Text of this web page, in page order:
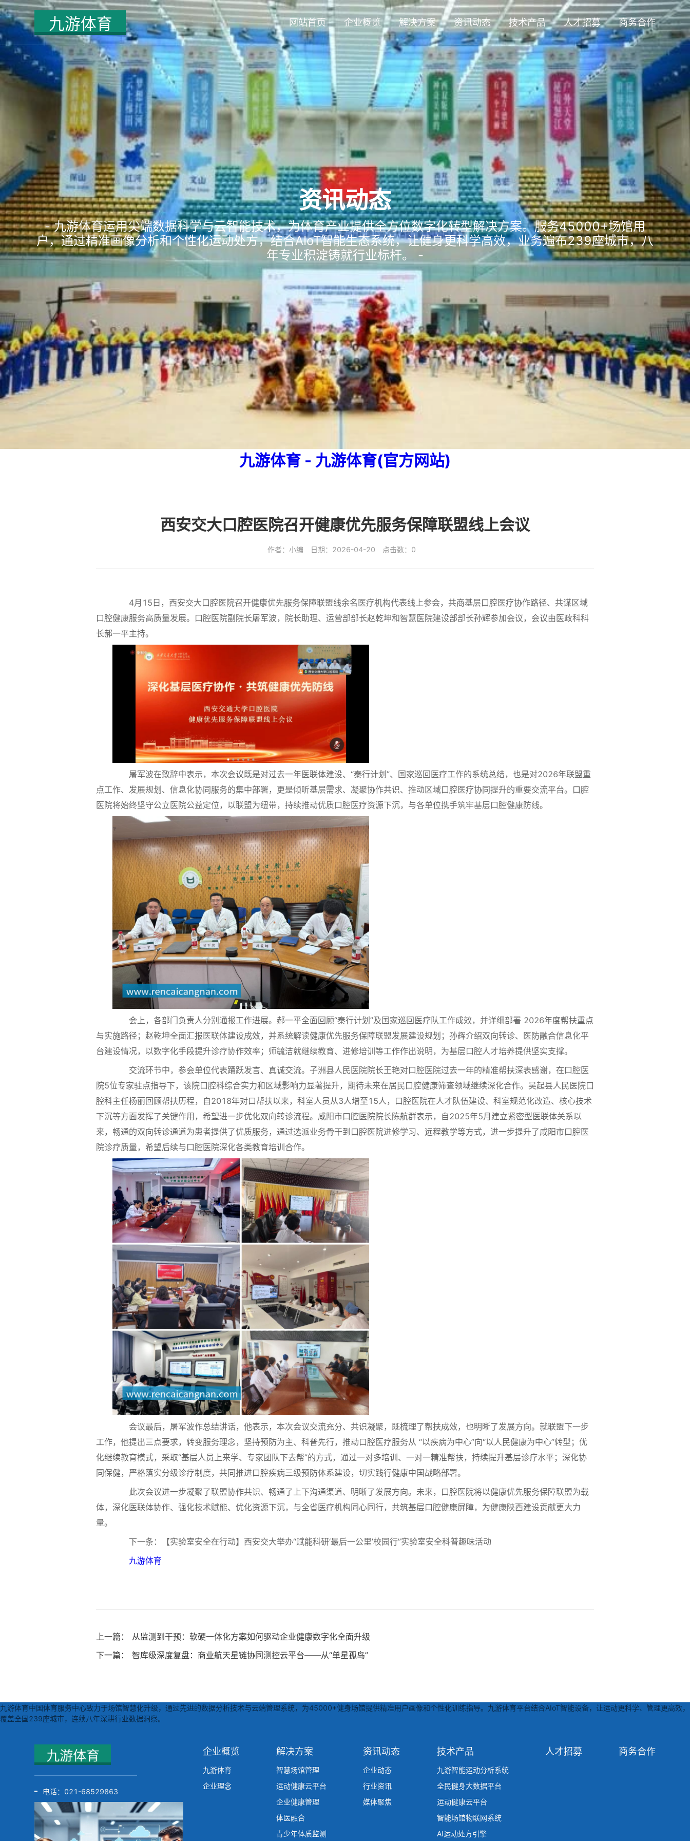
网站首页 企业概览 解决方案 资讯动态 技术产品 人才招募 商务合作
资讯动态
- 九游体育运用尖端数据科学与云智能技术，为体育产业提供全方位数字化转型解决方案。服务45000+场馆用
户，通过精准画像分析和个性化运动处方，结合AIoT智能生态系统，让健身更科学高效，业务遍布239座城市，八
年专业积淀铸就行业标杆。 -
九游体育 - 九游体育(官方网站)
西安交大口腔医院召开健康优先服务保障联盟线上会议
作者：小编 日期：2026-04-20 点击数：0
4月15日，西安交大口腔医院召开健康优先服务保障联盟线余名医疗机构代表线上参会，共商基层口腔医疗协作路径、共谋区域
口腔健康服务高质量发展。口腔医院副院长屠军波，院长助理、运营部部长赵乾坤和智慧医院建设部部长孙辉参加会议，会议由医政科科
长郝一平主持。
屠军波在致辞中表示，本次会议既是对过去一年医联体建设、“秦行计划”、国家巡回医疗工作的系统总结，也是对2026年联盟重
点工作、发展规划、信息化协同服务的集中部署，更是倾听基层需求、凝聚协作共识、推动区域口腔医疗协同提升的重要交流平台。口腔
医院将始终坚守公立医院公益定位，以联盟为纽带，持续推动优质口腔医疗资源下沉，与各单位携手筑牢基层口腔健康防线。
会上，各部门负责人分别通报工作进展。郝一平全面回顾“秦行计划”及国家巡回医疗队工作成效，并详细部署 2026年度帮扶重点
与实施路径；赵乾坤全面汇报医联体建设成效，并系统解读健康优先服务保障联盟发展建设规划；孙辉介绍双向转诊、医防融合信息化平
台建设情况，以数字化手段提升诊疗协作效率；师毓洁就继续教育、进修培训等工作作出说明，为基层口腔人才培养提供坚实支撑。
交流环节中，参会单位代表踊跃发言、真诚交流。子洲县人民医院院长王艳对口腔医院过去一年的精准帮扶深表感谢，在口腔医
院5位专家驻点指导下，该院口腔科综合实力和区域影响力显著提升，期待未来在居民口腔健康筛查领域继续深化合作。吴起县人民医院口
腔科主任杨丽回顾帮扶历程，自2018年对口帮扶以来，科室人员从3人增至15人，口腔医院在人才队伍建设、科室规范化改造、核心技术
下沉等方面发挥了关键作用，希望进一步优化双向转诊流程。咸阳市口腔医院院长陈航群表示，自2025年5月建立紧密型医联体关系以
来，畅通的双向转诊通道为患者提供了优质服务，通过选派业务骨干到口腔医院进修学习、远程教学等方式，进一步提升了咸阳市口腔医
院诊疗质量，希望后续与口腔医院深化各类教育培训合作。
会议最后，屠军波作总结讲话，他表示，本次会议交流充分、共识凝聚，既梳理了帮扶成效，也明晰了发展方向。就联盟下一步
工作，他提出三点要求，转变服务理念，坚持预防为主、科普先行，推动口腔医疗服务从 “以疾病为中心”向“以人民健康为中心”转型；优
化继续教育模式，采取“基层人员上来学、专家团队下去帮”的方式，通过一对多培训、一对一精准帮扶，持续提升基层诊疗水平；深化协
同保健，严格落实分级诊疗制度，共同推进口腔疾病三级预防体系建设，切实践行健康中国战略部署。
此次会议进一步凝聚了联盟协作共识、畅通了上下沟通渠道、明晰了发展方向。未来，口腔医院将以健康优先服务保障联盟为载
体，深化医联体协作、强化技术赋能、优化资源下沉，与全省医疗机构同心同行，共筑基层口腔健康屏障，为健康陕西建设贡献更大力
量。
下一条：【实验室安全在行动】西安交大举办“赋能科研‘最后一公里’校园行”实验室安全科普趣味活动
九游体育
上一篇：
从监测到干预：软硬一体化方案如何驱动企业健康数字化全面升级
下一篇：
智库级深度复盘：商业航天星链协同测控云平台——从“单星孤岛”
九游体育中国体育服务中心致力于场馆智慧化升级，通过先进的数据分析技术与云端管理系统，为45000+健身场馆提供精准用户画像和个性化训练指导。九游体育平台结合AIoT智能设备，让运动更科学、管理更高效，
覆盖全国239座城市，连续八年深耕行业数据洞察。
电话： 021-68529863
企业概览
九游体育
企业理念
解决方案
智慧场馆管理
运动健康云平台
企业健康管理
体医融合
青少年体质监测
资讯动态
企业动态
行业资讯
媒体聚焦
技术产品
九游智能运动分析系统
全民健身大数据平台
运动健康云平台
智能场馆物联网系统
AI运动处方引擎
人才招募 商务合作